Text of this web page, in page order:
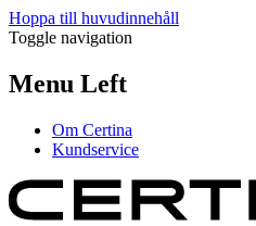
Hoppa till huvudinnehåll
Toggle navigation
Menu Left
Om Certina
Kundservice